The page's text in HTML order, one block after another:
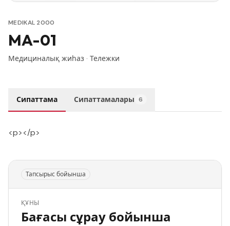
MEDIKAL 2000
MA-01
Медициналық жиһаз · Тележки
Сипаттама Сипаттамалары 6
<p></p>
Тапсырыс бойынша
ҚҰНЫ
Бағасы сұрау бойынша